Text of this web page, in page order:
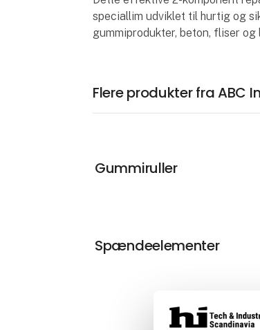
speciallim udviklet til hurtig og
gummiprodukter, beton, fliser
Flere produkter fra ABC
Gummiruller
Spændeelementer